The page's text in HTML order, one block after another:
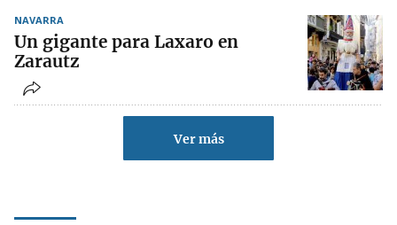
NAVARRA
Un gigante para Laxaro en
Zarautz
Ver más